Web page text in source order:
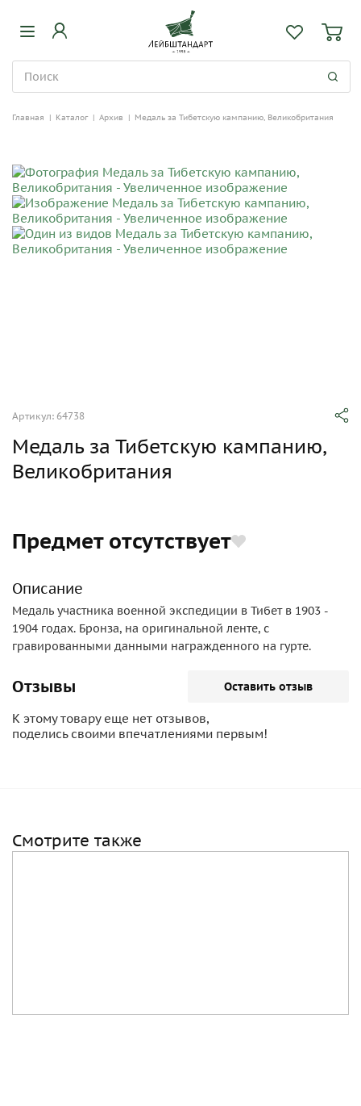
Главная | Каталог | Архив | Медаль за Тибетскую кампанию, Великобритания
Артикул: 64738
Медаль за Тибетскую кампанию,
Великобритания
Предмет отсутствует
Описание
Медаль участника военной экспедиции в Тибет в 1903 -
1904 годах. Бронза, на оригинальной ленте, с
гравированными данными награжденного на гурте.
Отзывы Оставить отзыв
К этому товару еще нет отзывов,
поделись своими впечатлениями первым!
Смотрите также